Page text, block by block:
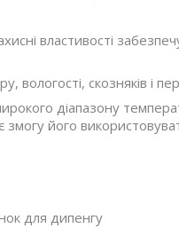
властивості
вологості, скозняків і
діапазону
змогу його
для дипенгу